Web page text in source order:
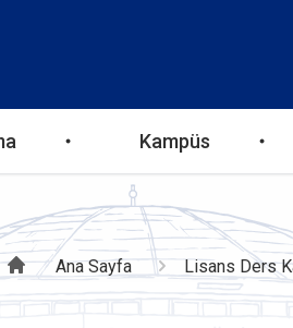
Kampüs
Sayfa
Ana Sayfa Lisans Ders